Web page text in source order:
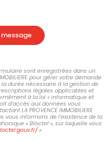
message
sont enregistrées dans un
pour gérer votre demande
durée nécessaire à la gestion de
légales applicables et
à la loi « informatique et
d'accès aux données vous
LA PROVENCE IMMOBILIERE
vous informons de l'existence de la
« Bloctel », sur laquelle vous
»